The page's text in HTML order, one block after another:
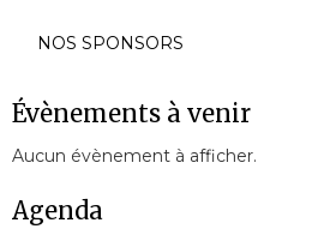
NOS SPONSORS
Évènements à venir
Aucun évènement à afficher.
Agenda